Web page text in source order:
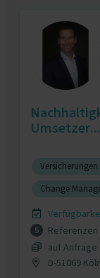
Umsetzer...
Change
5
Referenzen
auf Anfrage
D-51069 Köln